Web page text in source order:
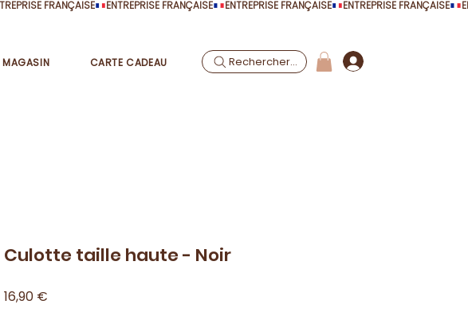
MAGASIN CARTE CADEAU Rechercher...
Culotte taille haute - Noir
16,90 €